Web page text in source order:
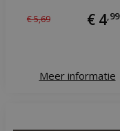
€5,69 € 4 99
Meer informatie